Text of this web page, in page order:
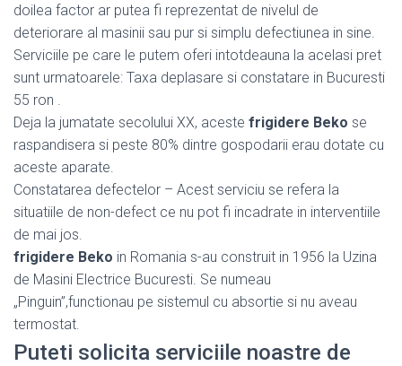
doilea factor ar putea fi reprezentat de nivelul de
deteriorare al masinii sau pur si simplu defectiunea in sine.
Serviciile pe care le putem oferi intotdeauna la acelasi pret
sunt urmatoarele: Taxa deplasare si constatare in Bucuresti
55 ron .
Deja la jumatate secolului XX, aceste frigidere Beko se
raspandisera si peste 80% dintre gospodarii erau dotate cu
aceste aparate.
Constatarea defectelor – Acest serviciu se refera la
situatiile de non-defect ce nu pot fi incadrate in interventiile
de mai jos.
frigidere Beko in Romania s-au construit in 1956 la Uzina
de Masini Electrice Bucuresti. Se numeau
„Pinguin”,functionau pe sistemul cu absortie si nu aveau
termostat.
Puteti solicita serviciile noastre de